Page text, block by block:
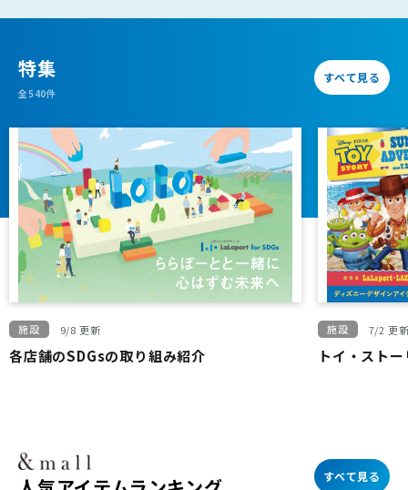
特集
全540件
すべて見る
施設 9/8 更新
各店舗のSDGsの取り組み紹介
施設 7/2 更
トイ・スト
すべて見る